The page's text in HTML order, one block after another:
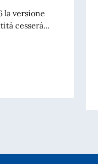
la versione
cesserà...
DELLA CARTA D’IDENTITÀ